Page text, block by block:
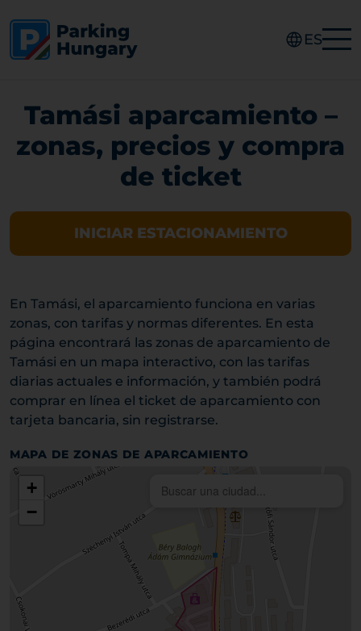
ES
Tamási aparcamiento –
zonas, precios y compra
de ticket
INICIAR ESTACIONAMIENTO
En Tamási, el aparcamiento funciona en varias
zonas, con tarifas y normas diferentes. En esta
página encontrará las zonas de aparcamiento de
Tamási en un mapa interactivo, con las tarifas
diarias actuales e información, y también podrá
comprar en línea el ticket de aparcamiento con
tarjeta bancaria, sin registrarse.
MAPA DE ZONAS DE APARCAMIENTO
+
−